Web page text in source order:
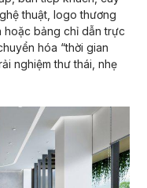
thuật, logo thương
hoặc bảng chỉ dẫn trực
hóa “thời gian
nghiệm thư thái, nhẹ